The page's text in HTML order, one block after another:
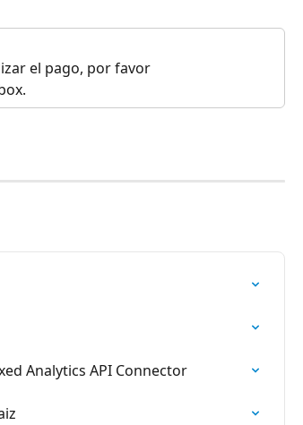
el pago, por favor
Analytics API Connector